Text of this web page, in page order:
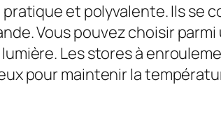
et polyvalente. Ils se
Vous pouvez choisir
Les stores à
pour maintenir la